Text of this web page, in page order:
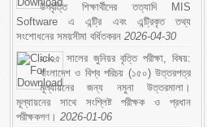
উপবৃত্তি শিক্ষার্থীদের তত্যাদি MIS
Software এ এন্ট্রি এবং এন্ট্রিকৃত তথ্য
সংশোধনের সময়সীমা বর্ধিতকরন 2026-04-30
২০২৫ সালের জুনিয়র বৃত্তি পরীক্ষা, বিষয়:
বাংলাদেশ ও বিশ্ব পরিচয় (১৫০) উত্তরপত্র
মূল্যায়নের জন্য নমুনা উত্তরমালা।
মূল্যায়নের সাথে সংশ্লিষ্ট পরীক্ষক ও প্রধান
পরীক্ষকগণ। 2026-01-06